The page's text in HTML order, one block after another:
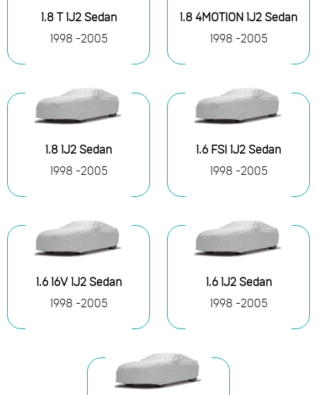
1.8 T 1J2 Sedan
1998 -2005
1.8 4MOTION 1J2 Sedan
1998 -2005
1.8 1J2 Sedan
1998 -2005
1.6 FSI 1J2 Sedan
1998 -2005
1.6 16V 1J2 Sedan
1998 -2005
1.6 1J2 Sedan
1998 -2005